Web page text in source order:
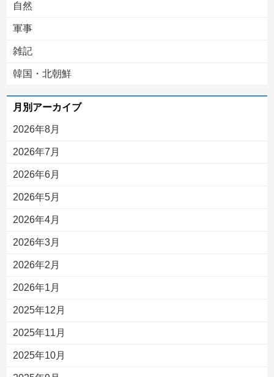
自然
軍事
雑記
韓国・北朝鮮
月別アーカイブ
2026年8月
2026年7月
2026年6月
2026年5月
2026年4月
2026年3月
2026年2月
2026年1月
2025年12月
2025年11月
2025年10月